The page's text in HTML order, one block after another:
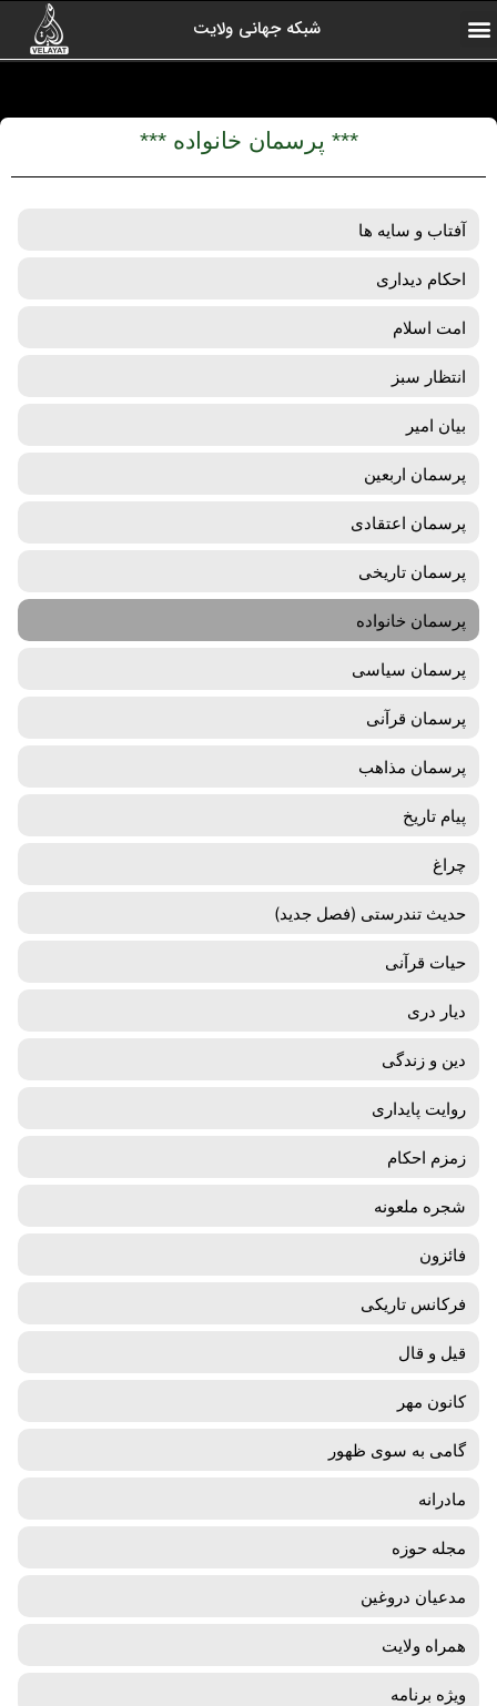
شبکه جهانی ولایت
*** پرسمان خانواده ***
آفتاب و سایه ها
احکام دیداری
امت اسلام
انتظار سبز
بیان امیر
پرسمان اربعین
پرسمان اعتقادی
پرسمان تاریخی
پرسمان خانواده
پرسمان سیاسی
پرسمان قرآنی
پرسمان مذاهب
پیام تاریخ
چراغ
حدیث تندرستی (فصل جدید)
حیات قرآنی
دیار دری
دین و زندگی
روایت پایداری
زمزم احکام
شجره ملعونه
فائزون
فرکانس تاریکی
قیل و قال
کانون مهر
گامی به سوی ظهور
مادرانه
مجله حوزه
مدعیان دروغین
همراه ولایت
ویژه برنامه